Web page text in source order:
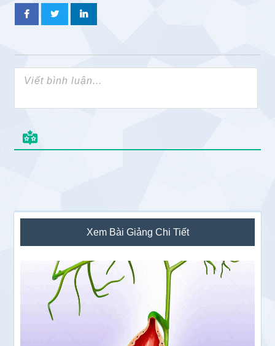
Sidebar
chính
Xem Bài Giảng Chi Tiết